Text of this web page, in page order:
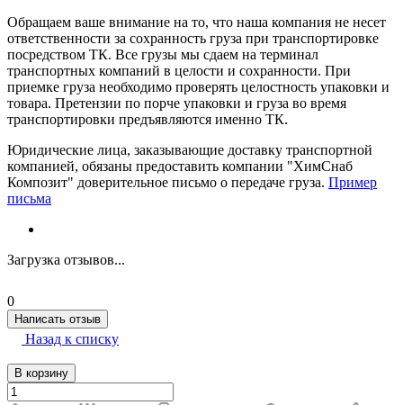
Обращаем ваше внимание на то, что наша компания не несет
ответственности за сохранность груза при транспортировке
посредством ТК. Все грузы мы сдаем на терминал
транспортных компаний в целости и сохранности. При
приемке груза необходимо проверять целостность упаковки и
товара. Претензии по порче упаковки и груза во время
транспортировки предъявляются именно ТК.
Юридические лица, заказывающие доставку транспортной
компанией, обязаны предоставить компании "ХимСнаб
Композит" доверительное письмо о передаче груза. Пример
письма
Загрузка отзывов...
0
Написать отзыв
Назад к списку
В корзину